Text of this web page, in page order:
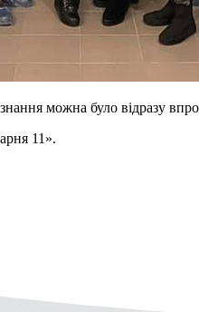
можна було відразу
11».